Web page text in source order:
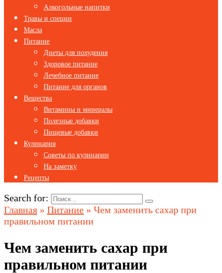
Алкогольные напитки
Травы и специи
Масла
Питание
Диеты для похудения
Здоровое питание
Лечебное питание
Питание для органов
Вещества
Витамины и минералы
Полезные добавки
Пищевые добавки
Кулинария
Советы по кулинарии
На заметку
Рецепты
Search for:
Главная » Питание » Чем заменить сахар при
правильном питании
Чем заменить сахар при
правильном питании